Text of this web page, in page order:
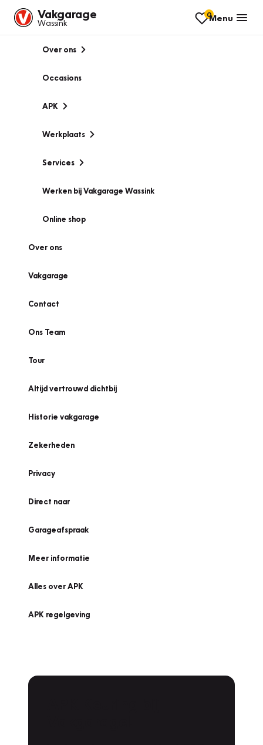
Vakgarage
Wassink
0Menu
Over ons
Occasions
APK
Werkplaats
Services
Werken bij Vakgarage Wassink
Online shop
Over ons
Vakgarage
Contact
Ons Team
Tour
Altijd vertrouwd dichtbij
Historie vakgarage
Zekerheden
Privacy
Direct naar
Garageafspraak
Meer informatie
Alles over APK
APK regelgeving